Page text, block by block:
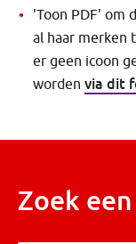
'Toon PDF' om
al haar merken
er geen icoon
worden via dit
Zoek